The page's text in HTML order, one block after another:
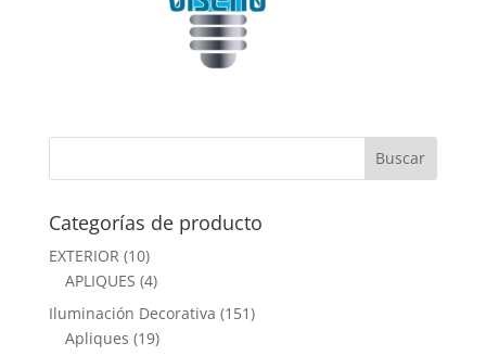
Categorías de producto
EXTERIOR (10)
APLIQUES (4)
Iluminación Decorativa (151)
Apliques (19)